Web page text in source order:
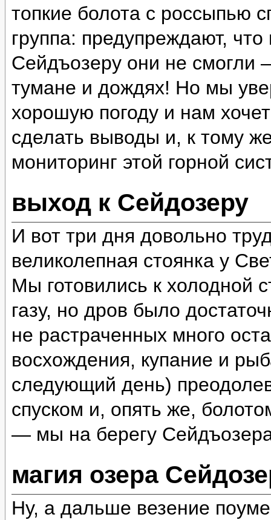
топкие болота с россыпью
группа: предупреждают,
Сейдъозеру они не смогли
тумане и дождях! Но мы
хорошую погоду и нам
сделать выводы и, к тому
мониторинг этой горной
выход к Сейдозеру
И вот три дня довольно
великолепная стоянка у
Мы готовились к холодной
газу, но дров было
не растраченных много
восхождения, купание и
следующий день)
спуском и, опять же,
— мы на берегу
магия озера
Ну, а дальше везение